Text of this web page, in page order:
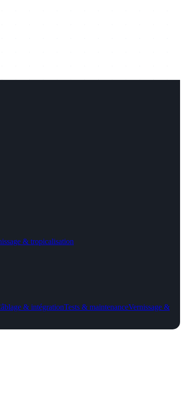
& tropicalisation
& intégrationTests & maintenanceVernissage &